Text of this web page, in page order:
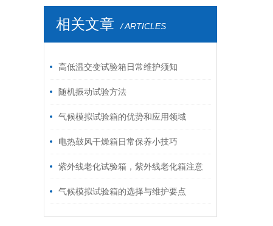
LED跌落试验机
LCD包装运输振动台
PCB电路板鼓风干燥箱
环压强度试验机
跌落试验机
油墨脱色试验机
线材弯折试验机
插拔力试验机
按键寿命试验机
温湿度振动三综合试验箱
相关文章 / ARTICLES
高低温交变试验箱日常维护须知
随机振动试验方法
气候模拟试验箱的优势和应用领域
电热鼓风干燥箱日常保养小技巧
紫外线老化试验箱，紫外线老化箱注意
事项，紫外线老化试验箱灯管
气候模拟试验箱的选择与维护要点